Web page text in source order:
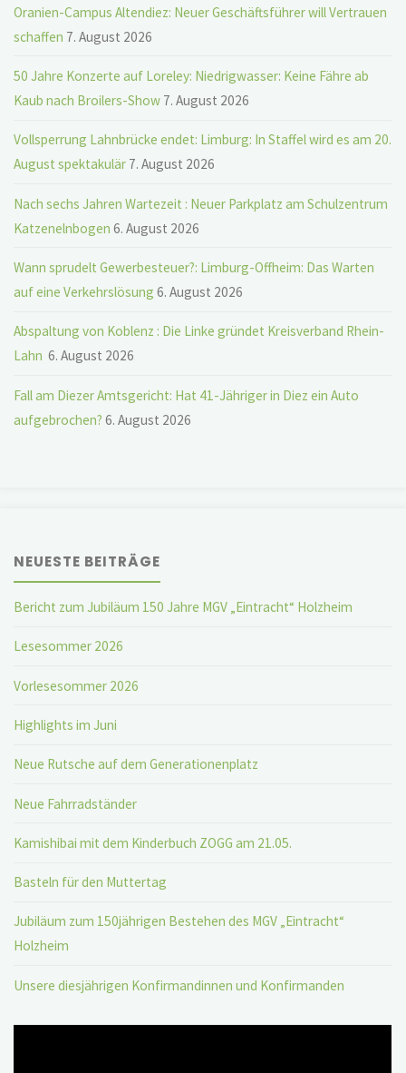
Oranien-Campus Altendiez: Neuer Geschäftsführer will Vertrauen
schaffen 7. August 2026
50 Jahre Konzerte auf Loreley: Niedrigwasser: Keine Fähre ab
Kaub nach Broilers-Show 7. August 2026
Vollsperrung Lahnbrücke endet: Limburg: In Staffel wird es am 20.
August spektakulär 7. August 2026
Nach sechs Jahren Wartezeit : Neuer Parkplatz am Schulzentrum
Katzenelnbogen 6. August 2026
Wann sprudelt Gewerbesteuer?: Limburg-Offheim: Das Warten
auf eine Verkehrslösung 6. August 2026
Abspaltung von Koblenz : Die Linke gründet Kreisverband Rhein-
Lahn 6. August 2026
Fall am Diezer Amtsgericht: Hat 41-Jähriger in Diez ein Auto
aufgebrochen? 6. August 2026
NEUESTE BEITRÄGE
Bericht zum Jubiläum 150 Jahre MGV „Eintracht“ Holzheim
Lesesommer 2026
Vorlesesommer 2026
Highlights im Juni
Neue Rutsche auf dem Generationenplatz
Neue Fahrradständer
Kamishibai mit dem Kinderbuch ZOGG am 21.05.
Basteln für den Muttertag
Jubiläum zum 150jährigen Bestehen des MGV „Eintracht“
Holzheim
Unsere diesjährigen Konfirmandinnen und Konfirmanden